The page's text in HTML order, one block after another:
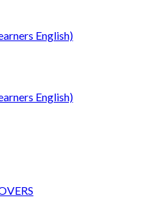
English)
English)